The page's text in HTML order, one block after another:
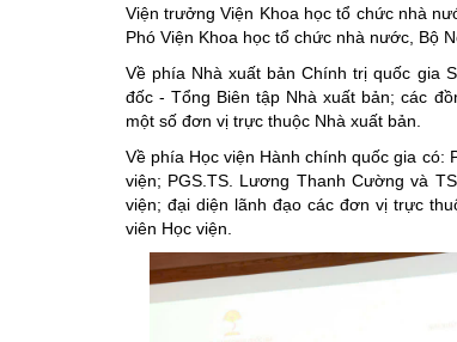
Viện trưởng Viện Khoa học tổ chức nhà
Phó Viện Khoa học tổ chức nhà nước, Bộ
Về phía Nhà xuất bản Chính trị quốc gia
đốc - Tổng Biên tập Nhà xuất bản; các
một số đơn vị trực thuộc Nhà xuất bản.
Về phía Học viện Hành chính quốc gia có:
viện; PGS.TS. Lương Thanh Cường và
viện; đại diện lãnh đạo các đơn vị trực
viên Học viện.
Tác giả Nguyễn Văn Linh